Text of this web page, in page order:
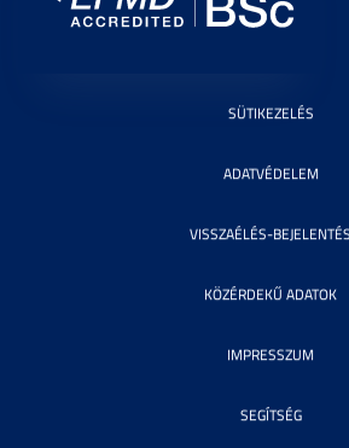
SÜTIKEZELÉS
ADATVÉDELEM
VISSZAÉLÉS-BEJELENTÉS
KÖZÉRDEKŰ ADATOK
IMPRESSZUM
SEGÍTSÉG